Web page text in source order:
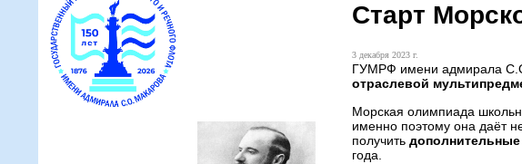
Старт
3 декабря 2023 г.
ГУМРФ имени адмирала
отраслевой
Морская олимпиада
именно поэтому она даёт
получить
года.